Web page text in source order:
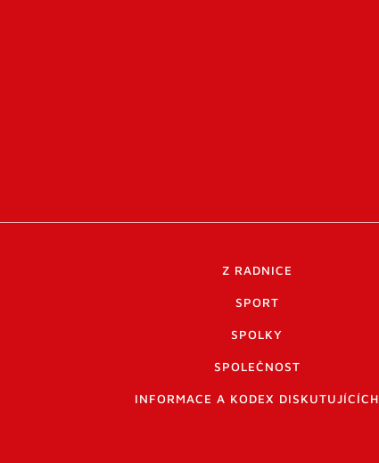
Z RADNICE
SPORT
SPOLKY
SPOLEČNOST
INFORMACE A KODEX DISKUTUJÍCÍCH